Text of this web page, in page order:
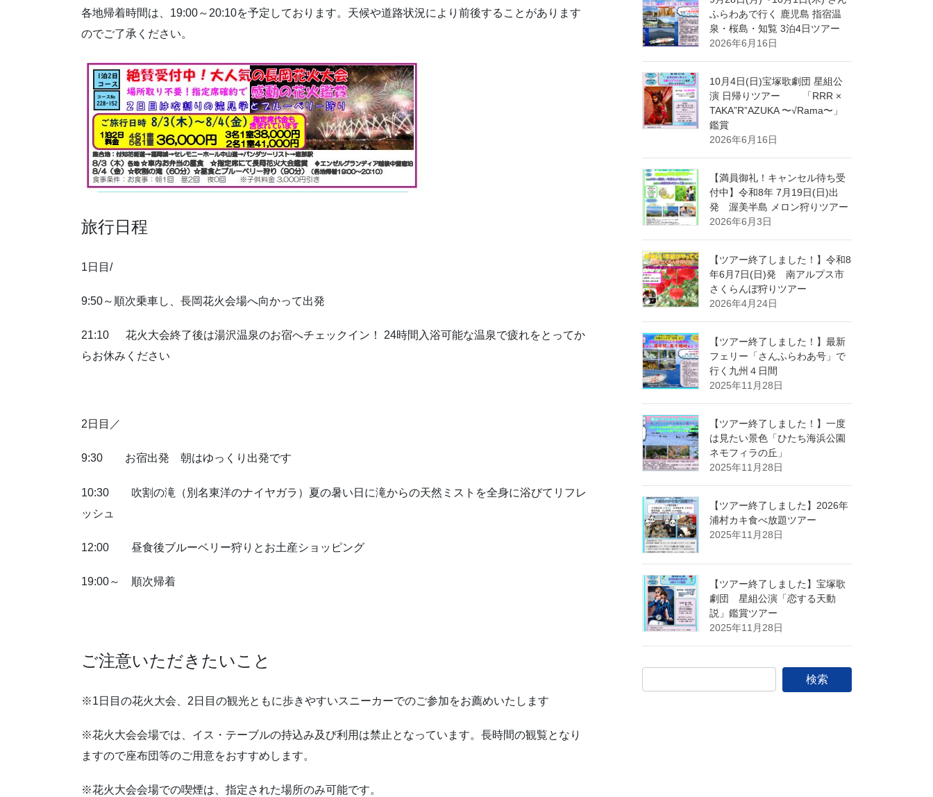
各地帰着時間は、19:00～20:10を予定しております。天候や道路状況により前後することがあります
のでご了承ください。
旅行日程
1日目/
9:50～順次乗車し、長岡花火会場へ向かって出発
21:10 花火大会終了後は湯沢温泉のお宿へチェックイン！ 24時間入浴可能な温泉で疲れをとってか
らお休みください
2日目／
9:30 お宿出発 朝はゆっくり出発です
10:30 吹割の滝（別名東洋のナイヤガラ）夏の暑い日に滝からの天然ミストを全身に浴びてリフレ
ッシュ
12:00 昼食後ブルーベリー狩りとお土産ショッピング
19:00～ 順次帰着
ご注意いただきたいこと
※1日目の花火大会、2日目の観光ともに歩きやすいスニーカーでのご参加をお薦めいたします
※花火大会会場では、イス・テーブルの持込み及び利用は禁止となっています。長時間の観覧となり
ますので座布団等のご用意をおすすめします。
※花火大会会場での喫煙は、指定された場所のみ可能です。
ふらわあで行く 鹿児島 指宿温
泉・桜島・知覧 3泊4日ツアー
2026年6月16日
10月4日(日)宝塚歌劇団 星組公
演 日帰りツアー 「RRR ×
TAKA”R”AZUKA 〜√Rama〜」
鑑賞
2026年6月16日
【満員御礼！キャンセル待ち受
付中】令和8年 7月19日(日)出
発 渥美半島 メロン狩りツアー
2026年6月3日
【ツアー終了しました！】令和8
年6月7日(日)発 南アルプス市
さくらんぼ狩りツアー
2026年4月24日
【ツアー終了しました！】最新
フェリー「さんふらわあ号」で
行く九州４日間
2025年11月28日
【ツアー終了しました！】一度
は見たい景色「ひたち海浜公園
ネモフィラの丘」
2025年11月28日
【ツアー終了しました】2026年
浦村カキ食べ放題ツアー
2025年11月28日
【ツアー終了しました】宝塚歌
劇団 星組公演「恋する天動
説」鑑賞ツアー
2025年11月28日